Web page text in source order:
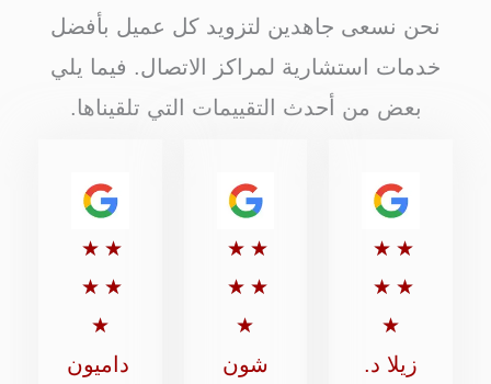
نحن نسعى جاهدين لتزويد كل عميل بأفضل
خدمات استشارية لمراكز الاتصال. فيما يلي
بعض من أحدث التقييمات التي تلقيناها.
★
★
★
★
★
تقييم
5
من
5
زيلا د.
★
★
★
★
★
تقييم
5
من
5
شون
★
★
★
★
★
تقييم
5
5
داميون